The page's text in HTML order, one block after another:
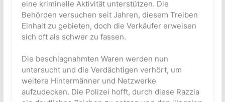
eine kriminelle Aktivität unterstützen. Die
Behörden versuchen seit Jahren, diesem Treiben
Einhalt zu gebieten, doch die Verkäufer erweisen
sich oft als schwer zu fassen.
Die beschlagnahmten Waren werden nun
untersucht und die Verdächtigen verhört, um
weitere Hintermänner und Netzwerke
aufzudecken. Die Polizei hofft, durch diese Razzia